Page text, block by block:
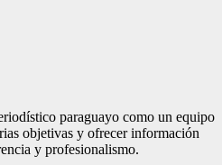
paraguayo como un equipo
objetivas y ofrecer información
y profesionalismo.